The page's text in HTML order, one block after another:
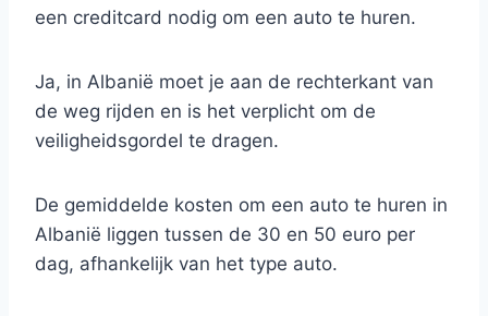
een creditcard nodig om een auto te huren.
Ja, in Albanië moet je aan de rechterkant van
de weg rijden en is het verplicht om de
veiligheidsgordel te dragen.
De gemiddelde kosten om een auto te huren in
Albanië liggen tussen de 30 en 50 euro per
dag, afhankelijk van het type auto.